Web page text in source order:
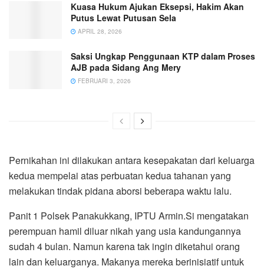
Kuasa Hukum Ajukan Eksepsi, Hakim Akan
Putus Lewat Putusan Sela
APRIL 28, 2026
Saksi Ungkap Penggunaan KTP dalam Proses
AJB pada Sidang Ang Mery
FEBRUARI 3, 2026
Pernikahan ini dilakukan antara kesepakatan dari keluarga
kedua mempelai atas perbuatan kedua tahanan yang
melakukan tindak pidana aborsi beberapa waktu lalu.
Panit 1 Polsek Panakukkang, IPTU Armin.Si mengatakan
perempuan hamil diluar nikah yang usia kandungannya
sudah 4 bulan. Namun karena tak ingin diketahui orang
lain dan keluarganya. Makanya mereka berinisiatif untuk